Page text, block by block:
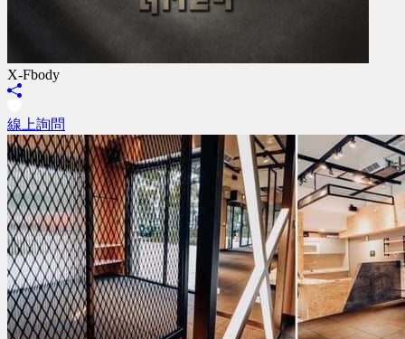
X-Fbody
線上詢問